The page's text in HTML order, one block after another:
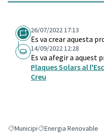
26/07/2022 17:13
Es va crear aquesta
14/09/2022 12:28
Es va afegir a aquest
Plaques Solars al
Creu
Resultats en filtrar per: Municipi
MunicipiResultats en filtrar per:
Energia Renovable